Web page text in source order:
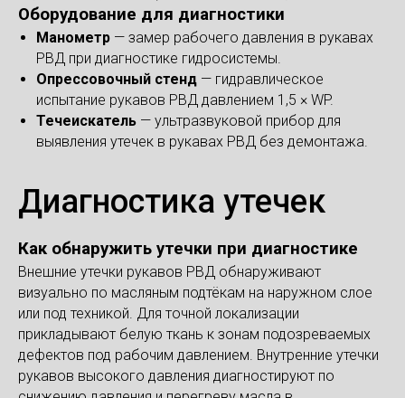
Оборудование для диагностики
Манометр — замер рабочего давления в рукавах
РВД при диагностике гидросистемы.
Опрессовочный стенд — гидравлическое
испытание рукавов РВД давлением 1,5 × WP.
Течеискатель — ультразвуковой прибор для
выявления утечек в рукавах РВД без демонтажа.
Диагностика утечек
Как обнаружить утечки при диагностике
Внешние утечки рукавов РВД обнаруживают
визуально по масляным подтёкам на наружном слое
или под техникой. Для точной локализации
прикладывают белую ткань к зонам подозреваемых
дефектов под рабочим давлением. Внутренние утечки
рукавов высокого давления диагностируют по